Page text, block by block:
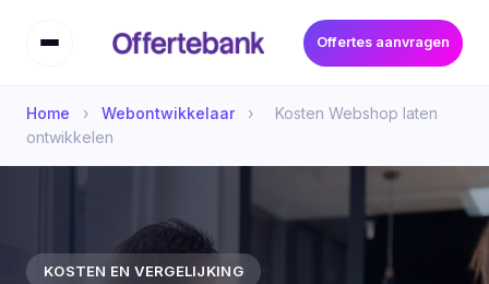
Offertes aanvragen
Home › Webontwikkelaar ›
Kosten Webshop laten
ontwikkelen
KOSTEN EN VERGELIJKING